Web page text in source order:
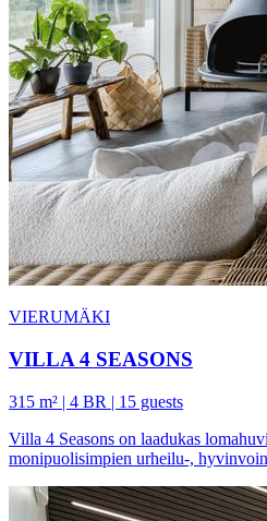
VIERUMÄKI
VILLA 4 SEASONS
315 m² | 4 BR | 15 guests
Villa 4 Seasons on laadukas
monipuolisimpien urheilu-,